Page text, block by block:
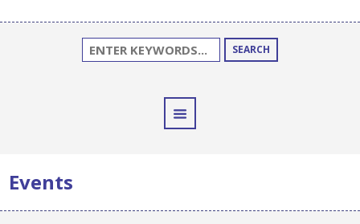
SEARCH
Events